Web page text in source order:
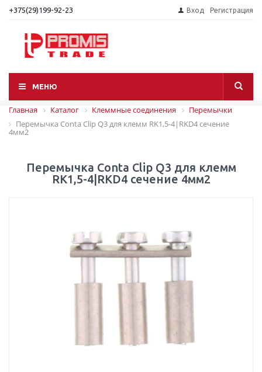
+375(29)199-92-23 Вход Регистрация
МЕНЮ
Главная Каталог Клеммные соединения
Перемычки
Перемычка Conta Clip Q3 для клемм RK1,5-4|RKD4 сечение
4мм2
Перемычка Conta Clip Q3 для клемм
RK1,5-4|RKD4 сечение 4мм2